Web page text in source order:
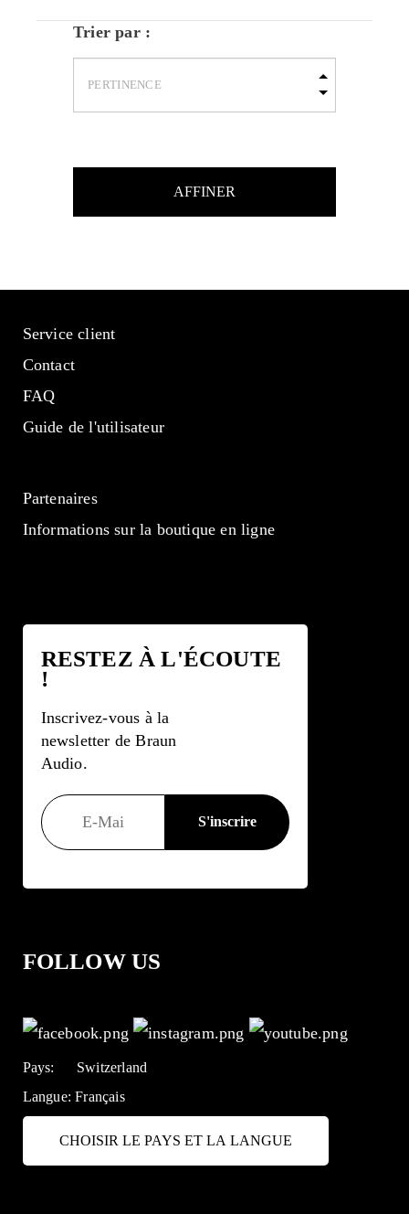
Trier par :
AFFINER
Service client
Contact
FAQ
Guide de l'utilisateur
Partenaires
Informations sur la boutique en ligne
RESTEZ À L'ÉCOUTE
!
Inscrivez-vous à la
newsletter de Braun
Audio.
FOLLOW US
Pays:
Switzerland
Langue:Français
CHOISIR LE PAYS ET LA LANGUE